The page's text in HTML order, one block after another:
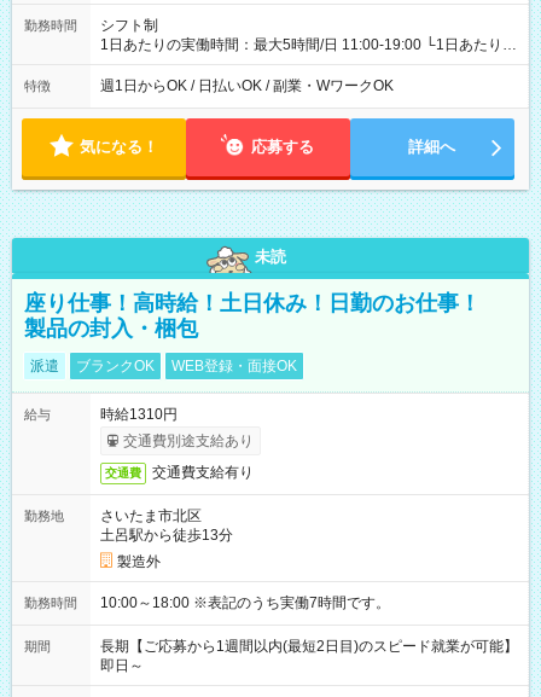
勤務時間
シフト制
1日あたりの実働時間：最大5時間/日 11:00-19:00 └1日あたりの
実働時間：1-5時間 └上記の時間帯内であれば、いつでも勤務可
能！ └平日・土曜日の中で、お好きな曜日でご勤務いただけま
18:00 などのように、自由な働き方が可能なお仕事です！
特徴 週1日からOK / 日払いOK / 副業・WワークOK
気になる！ 応募する 詳細へ
未読
座り仕事！高時給！土日休み！日勤のお仕事！
製品の封入・梱包
派遣 ブランクOK WEB登録・面接OK
給与
時給1310円
交通費別途支給あり
交通費 交通費支給有り
勤務地
さいたま市北区
土呂駅から徒歩13分
製造外
勤務時間 10:00～18:00 ※表記のうち実働7時間です。
期間
長期【ご応募から1週間以内(最短2日目)のスピード就業が可能】
即日～